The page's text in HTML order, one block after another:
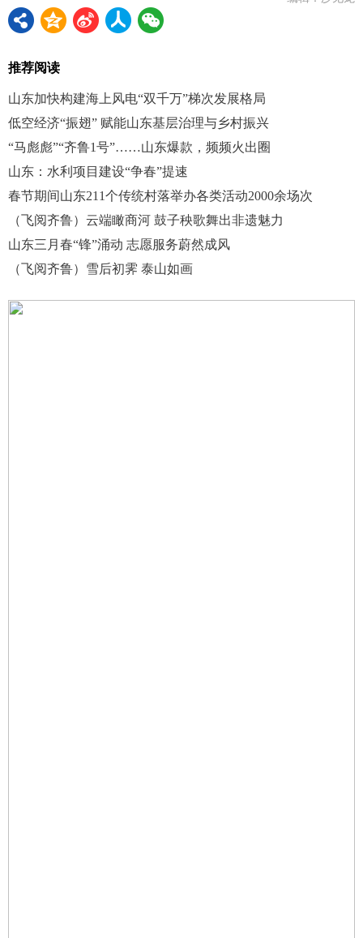
推荐阅读
山东加快构建海上风电“双千万”梯次发展格局
低空经济“振翅” 赋能山东基层治理与乡村振兴
“马彪彪”“齐鲁1号”……山东爆款，频频火出圈
山东：水利项目建设“争春”提速
春节期间山东211个传统村落举办各类活动2000余场次
（飞阅齐鲁）云端瞰商河 鼓子秧歌舞出非遗魅力
山东三月春“锋”涌动 志愿服务蔚然成风
（飞阅齐鲁）雪后初霁 泰山如画